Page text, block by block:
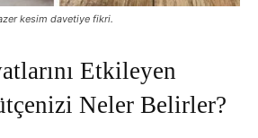
kesim davetiye fikri.
Etkileyen
Neler Belirler?